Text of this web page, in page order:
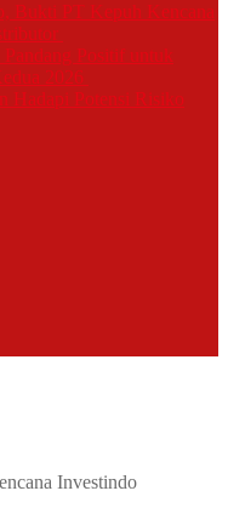
Bukti PT Kepuh Kencana
Positif untuk
2026
Hadapi Potensi Risiko
Investindo